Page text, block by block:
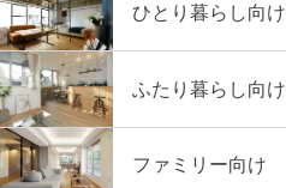
ひとり暮らし向け
ふたり暮らし向け
ファミリー向け